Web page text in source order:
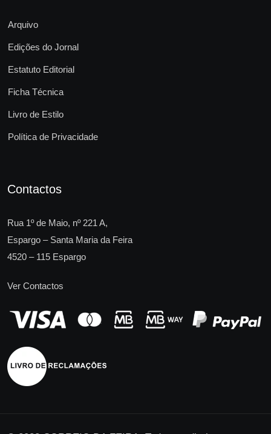
Arquivo
Edições do Jornal
Estatuto Editorial
Ficha Técnica
Livro de Estilo
Política de Privacidade
Contactos
Rua 1º de Maio, nº 221 A,
Espargo – Santa Maria da Feira
4520 – 115 Espargo
Ver Contactos